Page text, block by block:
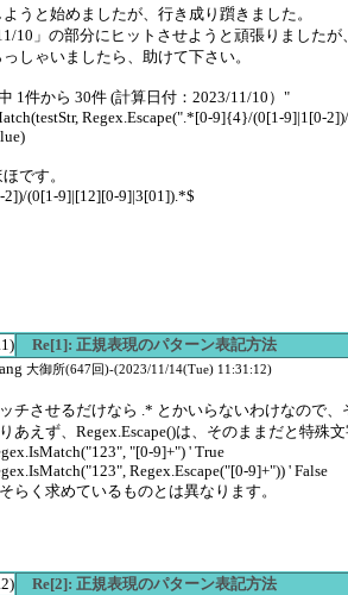
うと始めましたが、行き成り躓きました。
10」の部分にヒットさせようと頑張りましたが
しゃいましたら、助けて下さい。
1件から 30件 (計算日付：2023/11/10）"
Regex.Escape(".*[0-9]{4}/(0[1-9]|1[0-
です。
(0[1-9]|[12][0-9]|3[01]).*$
Re[1]: 正規表現のパターン表記方法
大御所(647回)-(2023/11/14(Tue) 11:31:12)
チさせるだけなら .* とかいらないわけなので
あえず、Regex.Escape()は、そのままだと特殊
"[0-9]+") ' True
Regex.Escape("[0-9]+")) ' False
らく求めているものとは異なります。
Re[2]: 正規表現のパターン表記方法